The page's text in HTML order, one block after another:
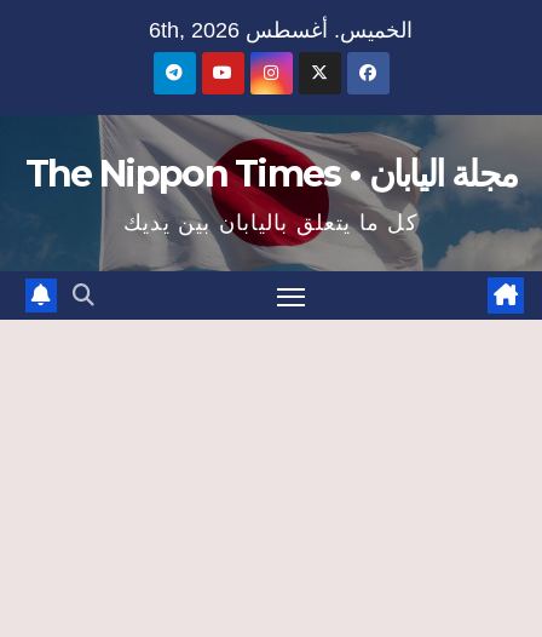
الخميس. أغسطس 6th, 2026
مجلة اليابان • The Nippon Times
كل ما يتعلق باليابان بين يديك